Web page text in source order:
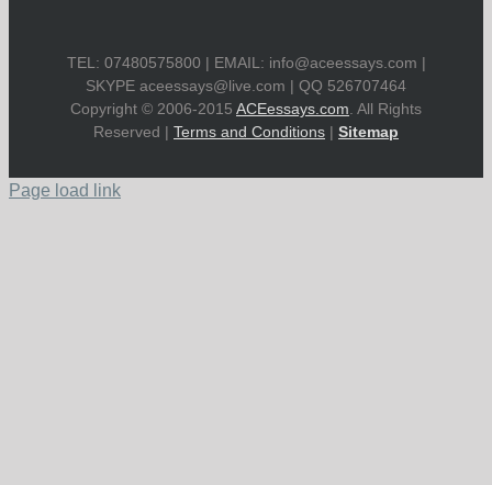
TEL: 07480575800 | EMAIL: info@aceessays.com |
SKYPE aceessays@live.com | QQ 526707464
Copyright © 2006-2015 ACEessays.com . All Rights
Reserved | Terms and Conditions | Sitemap
Page load link